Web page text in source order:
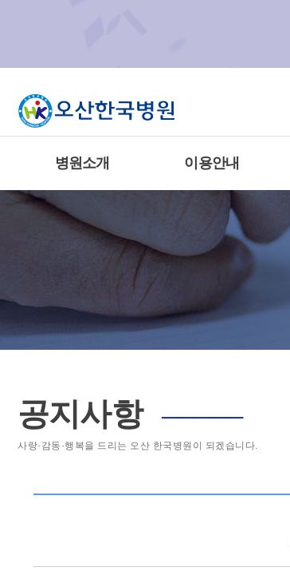
병원소개 이용안내
공지사항 ─────
사랑·감동·행복을 드리는 오산 한국병원이 되겠습니다.